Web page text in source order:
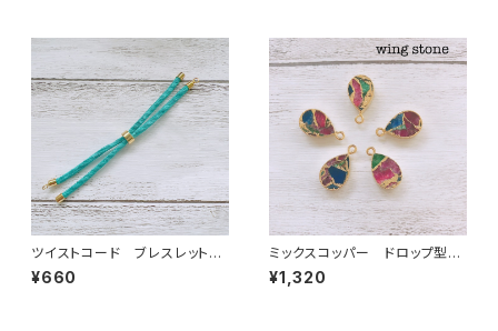
ツイストコード ブレスレット
紐 ターコイズブルー
¥660
ミックスコッパー ドロップ型
1カン
¥1,320